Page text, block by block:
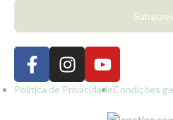
Política de PrivacidadeCondições